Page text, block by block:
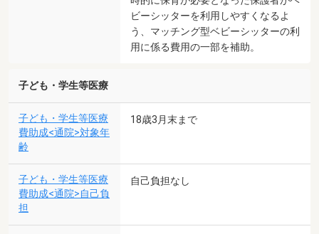
ビーシッターを利用しやすくなるよ
う、マッチング型ベビーシッターの利
用に係る費用の一部を補助。
子ども・学生等医療
子ども・学生等医療
費助成<通院>対象年
齢
18歳3月末まで
子ども・学生等医療
費助成<通院>自己負
担
自己負担なし